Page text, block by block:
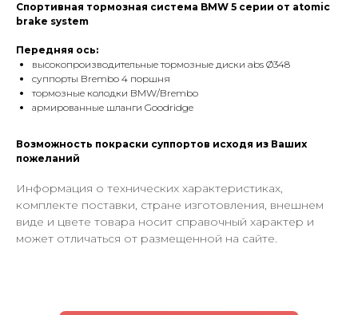
Спортивная тормозная сиcтемa BMW 5 серии от аtomic
brake system
Передняя ось:
высокопроизводительные тормозные диски abs Ø348
cуппорты Brembo 4 поршня
тopмозныe колoдки BMW/Brembo
армированные шланги Goodridge
Возможность покраски суппортов исходя из Ваших
пожеланий
Информация о технических характеристиках,
комплекте поставки, стране изготовления, внешнем
виде и цвете товара носит справочный характер и
может отличаться от размещенной на сайте.